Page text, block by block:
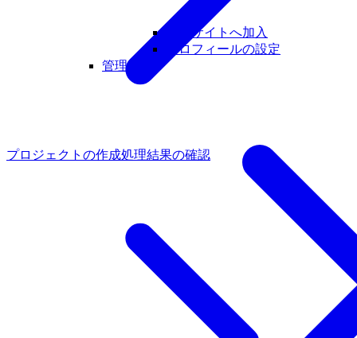
組織サイトへ加入
プロフィールの設定
管理
プロジェクトの作成処理結果の確認